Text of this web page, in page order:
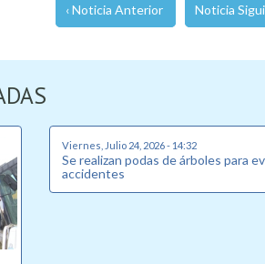
‹ Noticia Anterior Noticia
Viernes, Julio 24, 2026 - 14:32
Se realizan podas de árboles para
accidentes